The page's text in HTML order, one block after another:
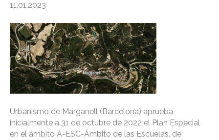
11.01.2023
Urbanismo de Marganell (Barcelona) aprueba
inicialmente a 31 de octubre de 2022 el Plan Especial
en el ámbito A-ESC-Ámbito de las Escuelas, de